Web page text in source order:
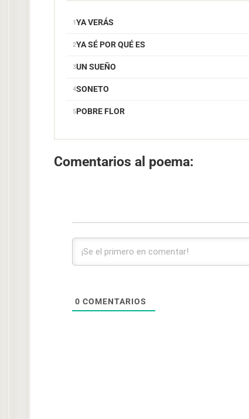
YA VERÁS
YA SÉ POR QUÉ ES
UN SUEÑO
SONETO
POBRE FLOR
Comentarios al poema:
0 COMENTARIOS